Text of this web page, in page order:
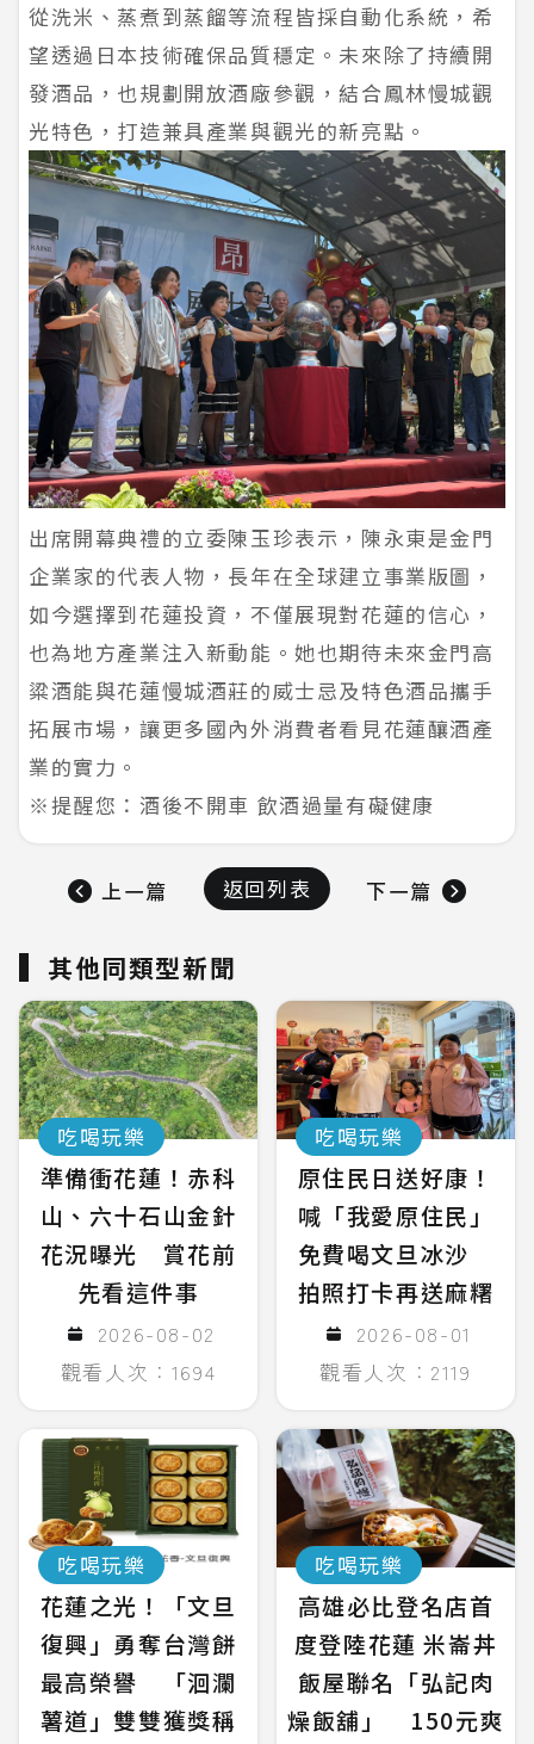
從洗米、蒸煮到蒸餾等流程皆採自動化系統，希
望透過日本技術確保品質穩定。未來除了持續開
發酒品，也規劃開放酒廠參觀，結合鳳林慢城觀
光特色，打造兼具產業與觀光的新亮點。
出席開幕典禮的立委陳玉珍表示，陳永東是金門
企業家的代表人物，長年在全球建立事業版圖，
如今選擇到花蓮投資，不僅展現對花蓮的信心，
也為地方產業注入新動能。她也期待未來金門高
粱酒能與花蓮慢城酒莊的威士忌及特色酒品攜手
拓展市場，讓更多國內外消費者看見花蓮釀酒產
業的實力。
※提醒您：酒後不開車 飲酒過量有礙健康
上一篇 返回列表 下一篇
其他同類型新聞
吃喝玩樂
準備衝花蓮！赤科
山、六十石山金針
花況曝光 賞花前
先看這件事
2026-08-02
觀看人次：1694
吃喝玩樂
原住民日送好康！
喊「我愛原住民」
免費喝文旦冰沙
拍照打卡再送麻糬
2026-08-01
觀看人次：2119
吃喝玩樂
花蓮之光！「文旦
復興」勇奪台灣餅
最高榮譽 「洄瀾
薯道」雙雙獲獎稱
吃喝玩樂
高雄必比登名店首
度登陸花蓮 米崙丼
飯屋聯名「弘記肉
燥飯舖」 150元爽